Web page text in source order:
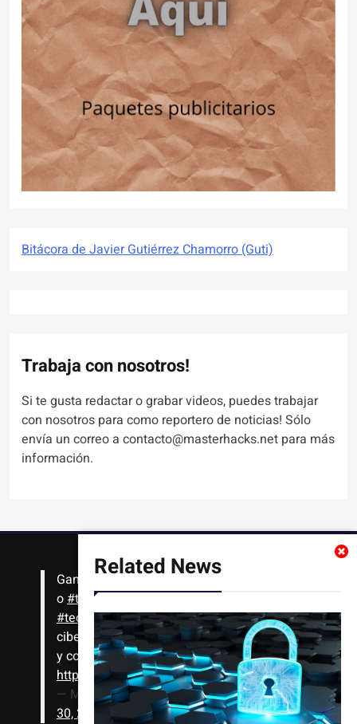
Related News
Bitácora de Javier Gutiérrez Chamorro (Guti)
Trabaja con nosotros!
Si te gusta redactar o grabar videos, puedes trabajar
con nosotros para como reportero de noticias! Sólo
envía un correo a contacto@masterhacks.net para más
información.
Gana #Bitcoinsolo con leer artículos, noticias
o#tutorialesinteresantes de ciencia,
#tecnología,#criptomonedas, seguridad
cibernética y más!! Sólo tienes que registrarte
y comenzar a navegar
https://t.co/1KjkllJEit
— Masterhacks (@Masterhacks_net)August
30, 2020